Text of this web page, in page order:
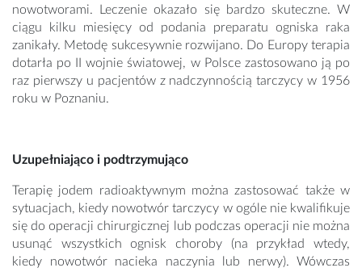
nowotworami. Leczenie okazało się bardzo skuteczne. W
ciągu kilku miesięcy od podania preparatu ogniska raka
zanikały. Metodę sukcesywnie rozwijano. Do Europy terapia
dotarła po II wojnie światowej, w Polsce zastosowano ją po
raz pierwszy u pacjentów z nadczynnością tarczycy w 1956
roku w Poznaniu.
Uzupełniająco i podtrzymująco
Terapię jodem radioaktywnym można zastosować także w
sytuacjach, kiedy nowotwór tarczycy w ogóle nie kwalifikuje
się do operacji chirurgicznej lub podczas operacji nie można
usunąć wszystkich ognisk choroby (na przykład wtedy,
kiedy nowotwór nacieka naczynia lub nerwy). Wówczas